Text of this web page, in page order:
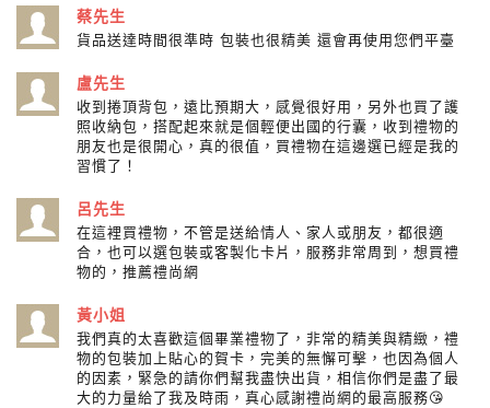
蔡先生
貨品送達時間很準時 包裝也很精美 還會再使用您們平臺
盧先生
收到捲頂背包，遠比預期大，感覺很好用，另外也買了護
照收納包，搭配起來就是個輕便出國的行囊，收到禮物的
朋友也是很開心，真的很值，買禮物在這邊選已經是我的
習慣了！
呂先生
在這裡買禮物，不管是送給情人、家人或朋友，都很適
合，也可以選包裝或客製化卡片，服務非常周到，想買禮
物的，推薦禮尚網
黃小姐
我們真的太喜歡這個畢業禮物了，非常的精美與精緻，禮
物的包裝加上貼心的賀卡，完美的無懈可擊，也因為個人
的因素，緊急的請你們幫我盡快出貨，相信你們是盡了最
大的力量給了我及時雨，真心感謝禮尚網的最高服務😘